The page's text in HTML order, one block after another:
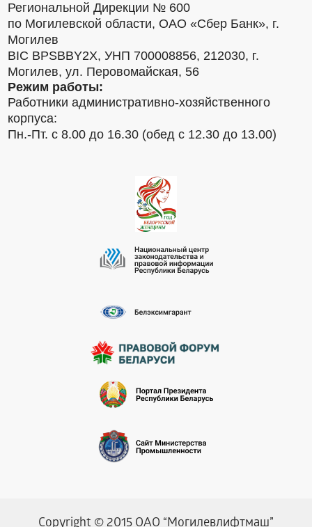
Региональной Дирекции № 600
по Могилевской области, ОАО «Сбер Банк», г.
Могилев
BIC BPSBBY2X, УНП 700008856, 212030, г.
Могилев, ул. Перовомайская, 56
Режим работы:
Работники административно-хозяйственного
корпуса:
Пн.-Пт. с 8.00 до 16.30 (обед с 12.30 до 13.00)
Copyright © 2015 ОАО “Могилевлифтмаш”